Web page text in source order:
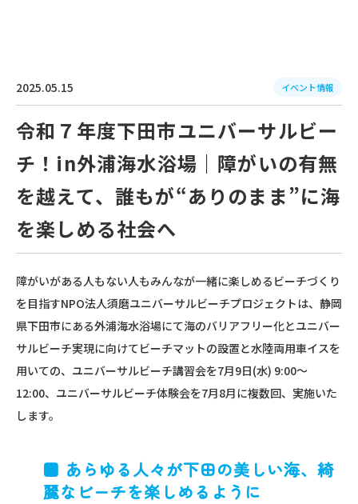
2025.05.15 イベント情報
令和７年度下田市ユニバーサルビー
チ！in外浦海水浴場｜障がいの有無
を越えて、誰もが“ありのまま”に海
を楽しめる社会へ
障がいがある人もない人もみんなが一緒に楽しめるビーチづくり
を目指すNPO法人須磨ユニバーサルビーチプロジェクトは、静岡
県下田市にある外浦海水浴場にて海のバリアフリー化とユニバー
サルビーチ実現に向けてビーチマットの設置と水陸両用車イスを
用いての、ユニバーサルビーチ講習会を7月9日(水) 9:00～
12:00、ユニバーサルビーチ体験会を7月8月に複数回、実施いた
します。
■ あらゆる人々が下田の美しい海、綺
麗なビーチを楽しめるように